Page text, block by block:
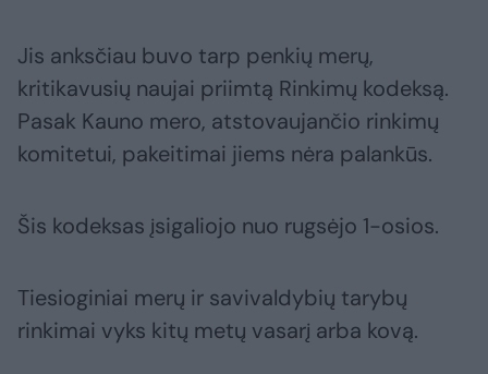
Jis anksčiau buvo tarp penkių merų,
kritikavusių naujai priimtą Rinkimų kodeksą.
Pasak Kauno mero, atstovaujančio rinkimų
komitetui, pakeitimai jiems nėra palankūs.
Šis kodeksas įsigaliojo nuo rugsėjo 1-osios.
Tiesioginiai merų ir savivaldybių tarybų
rinkimai vyks kitų metų vasarį arba kovą.